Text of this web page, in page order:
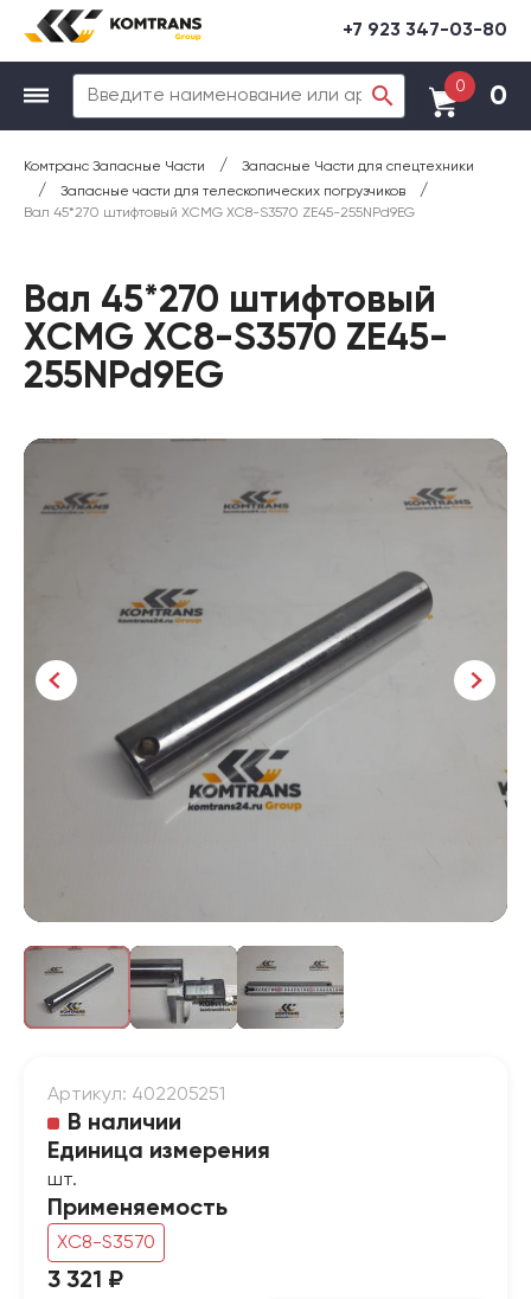
+7 923 347-03-80
0 0
Комтранс Запасные Части / Запасные Части для спецтехники
/ Запасные части для телескопических погрузчиков /
Вал 45*270 штифтовый XCMG ХС8-S3570 ZE45-255NPd9EG
Вал 45*270 штифтовый
XCMG ХС8-S3570 ZE45-
255NPd9EG
Артикул: 402205251
В наличии
Единица измерения
шт.
Применяемость
XC8-S3570
3 321 ₽